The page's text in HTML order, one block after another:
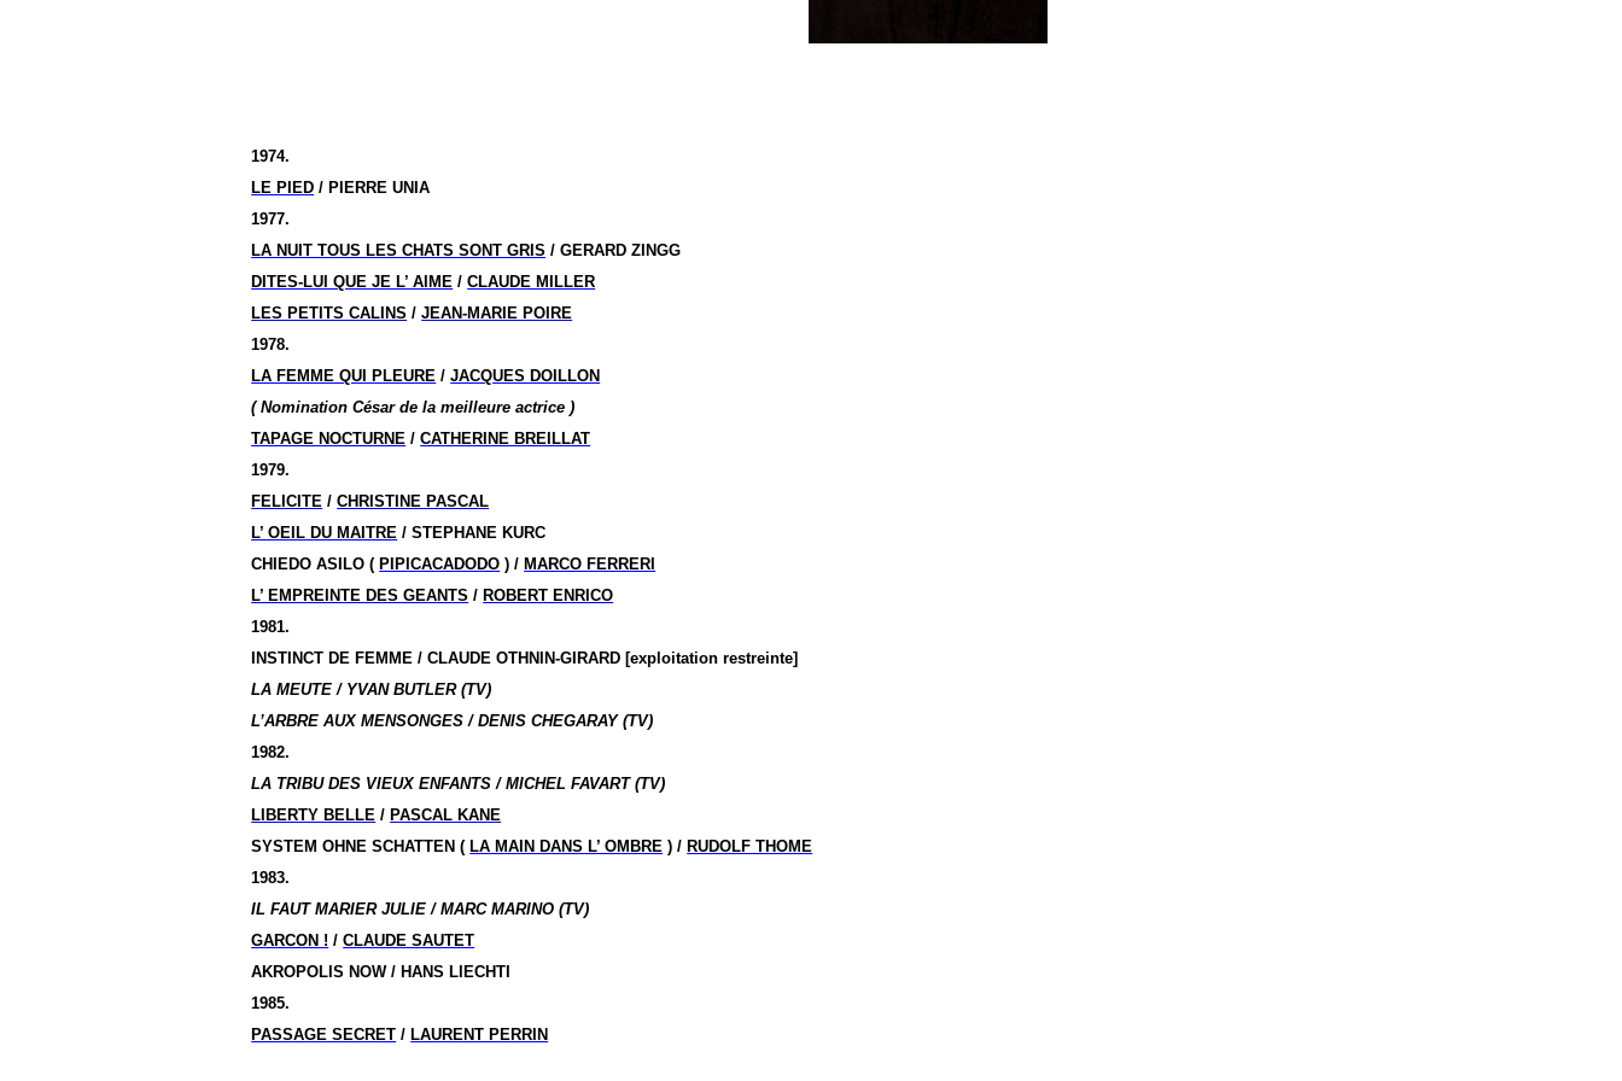
1974.
LE PIED / PIERRE UNIA
1977.
LA NUIT TOUS LES CHATS SONT GRIS / GERARD ZINGG
DITES-LUI QUE JE L’ AIME /CLAUDE MILLER
LES PETITS CALINS /JEAN-MARIE POIRE
1978.
LA FEMME QUI PLEURE /JACQUES DOILLON
( Nomination César de la meilleure actrice )
TAPAGE NOCTURNE /CATHERINE BREILLAT
1979.
FELICITE /CHRISTINE PASCAL
L’ OEIL DU MAITRE / STEPHANE KURC
CHIEDO ASILO ( PIPICACADODO ) / MARCO FERRERI
L’ EMPREINTE DES GEANTS / ROBERT ENRICO
1981.
INSTINCT DE FEMME / CLAUDE OTHNIN-GIRARD [exploitation restreinte]
LA MEUTE / YVAN BUTLER (TV)
L’ARBRE AUX MENSONGES / DENIS CHEGARAY (TV)
1982.
LA TRIBU DES VIEUX ENFANTS / MICHEL FAVART (TV)
LIBERTY BELLE / PASCAL KANE
SYSTEM OHNE SCHATTEN ( LA MAIN DANS L’ OMBRE ) / RUDOLF THOME
1983.
IL FAUT MARIER JULIE / MARC MARINO (TV)
GARCON ! /CLAUDE SAUTET
AKROPOLIS NOW / HANS LIECHTI
1985.
PASSAGE SECRET / LAURENT PERRIN